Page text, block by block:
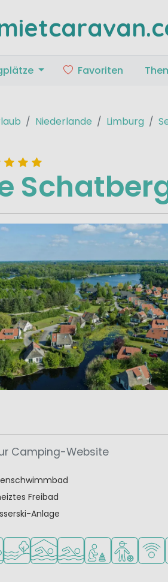
Favoriten
Niederlande Limburg
Camping-Website
Freibad
Anlage
Umgebung
Am Wasser
HallenbadFreibadEmpfohlen für
Empfohlen